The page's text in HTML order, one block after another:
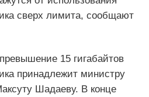
сверх лимита, сообщают
15 гигабайтов
принадлежит министру
Шадаеву. В конце